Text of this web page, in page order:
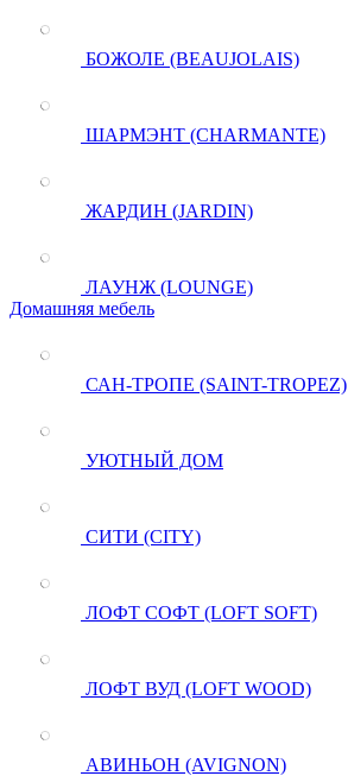
БОЖОЛЕ (BEAUJOLAIS)
ШАРМЭНТ (CHARMANTE)
ЖАРДИН (JARDIN)
ЛАУНЖ (LOUNGE)
Домашняя мебель
САН-ТРОПЕ (SAINT-TROPEZ)
УЮТНЫЙ ДОМ
СИТИ (CITY)
ЛОФТ СОФТ (LOFT SOFT)
ЛОФТ ВУД (LOFT WOOD)
АВИНЬОН (AVIGNON)